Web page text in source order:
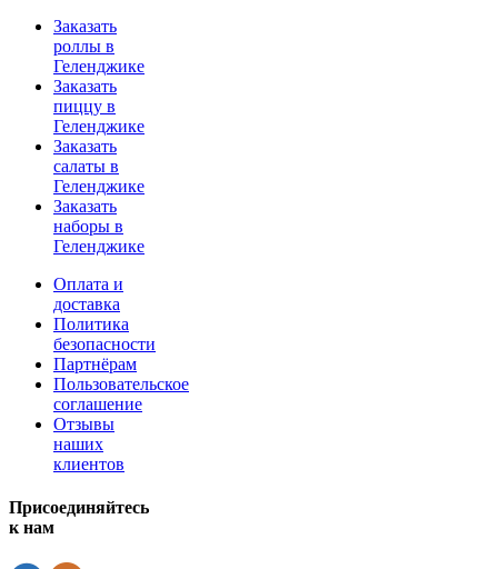
Заказать
роллы в
Геленджике
Заказать
пиццу в
Геленджике
Заказать
салаты в
Геленджике
Заказать
наборы в
Геленджике
Оплата и
доставка
Политика
безопасности
Партнёрам
Пользовательское
соглашение
Отзывы
наших
клиентов
Присоединяйтесь
к нам